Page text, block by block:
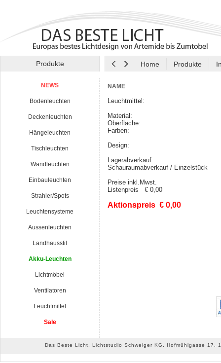
Produkte Home Produkte
NEWS
Bodenleuchten
Deckenleuchten
Hängeleuchten
Tischleuchten
Wandleuchten
Einbauleuchten
Strahler/Spots
Leuchtensysteme
Aussenleuchten
Landhausstil
Akku-Leuchten
Lichtmöbel
Ventilatoren
Leuchtmittel
Sale
NAME
Leuchtmittel:
Material:
Oberfläche:
Farben:
Design:
Lagerabverkauf
Schauraumabverkauf / Einzelstück
Preise inkl.Mwst.
Listenpreis € 0,00
Aktionspreis € 0,00
Das Beste Licht, Lichtstudio Schweiger KG, Hofmühlgasse